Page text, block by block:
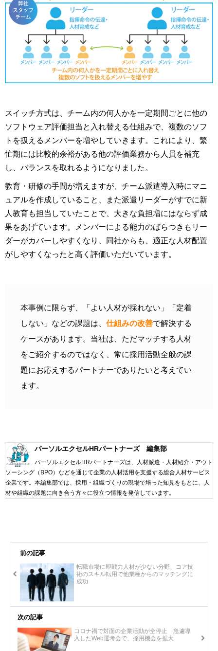
スイッチ方式は、チーム内の何人かを一定期間ごとに他の
ソフトウェア評価担当と入れ替える仕組みで、複数のソフ
トを扱えるメンバーを増やしていきます。これにより、繁
忙期には比較的余裕がある他の評価業務から人員を補充
し、バランスを取れるようになりました。
教育・研修の手間が増えますが、チーム派遣導入時にマニ
ュアルを作成していること、また派遣リーダーがすでに新
人教育も担当していたことで、大きな負担増にはならず成
果をあげています。メンバーによる能力のばらつきもリー
ダーがカバーしやすくなり、同社からも、適正な人材配置
がしやすくなったと高く評価いただいています。
本事例に限らず、「よい人材が採れない」「定着
しない」などの課題は、 仕組みの改善で解決する
ケースがあります。当社は、ただマッチする人材
をご紹介するのではなく、常に採用活動全般の課
題にお応えするパートナーでありたいと考えてい
ます。
パーソルエクセルHRパートナーズ 編集部
パーソルエクセルHRパートナーズは、人材派遣・人材紹介・アウト
ソーシング（BPO）などを通じて企業の人材活用を支援する総合人材サービス
企業です。本編集部では、採用・組織づくりの現場で培った知見をもとに、人
材や組織の課題に向き合う方々に役立つ情報を発信しています。
前の記事
転職市場に即戦力人材が少ない分野、コア技
術のスキル転用で他業種からのマッチングに
成功
次の記事
コロナ禍で対面の企業活動が全停止 急遽導
入したWeb選考会で、採用機会を拡大